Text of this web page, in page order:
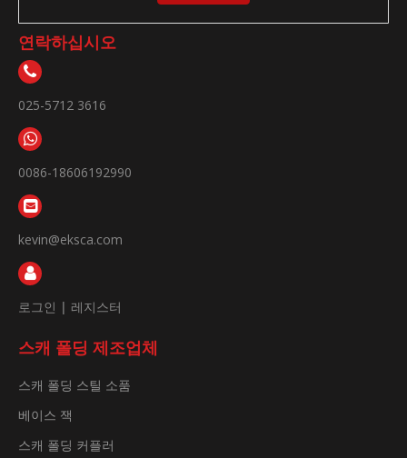
연락하십시오
025-5712 3616
0086-18606192990
kevin@eksca.com
로그인 | 레지스터
스캐 폴딩 제조업체
스캐 폴딩 스틸 소품
베이스 잭
스캐 폴딩 커플러